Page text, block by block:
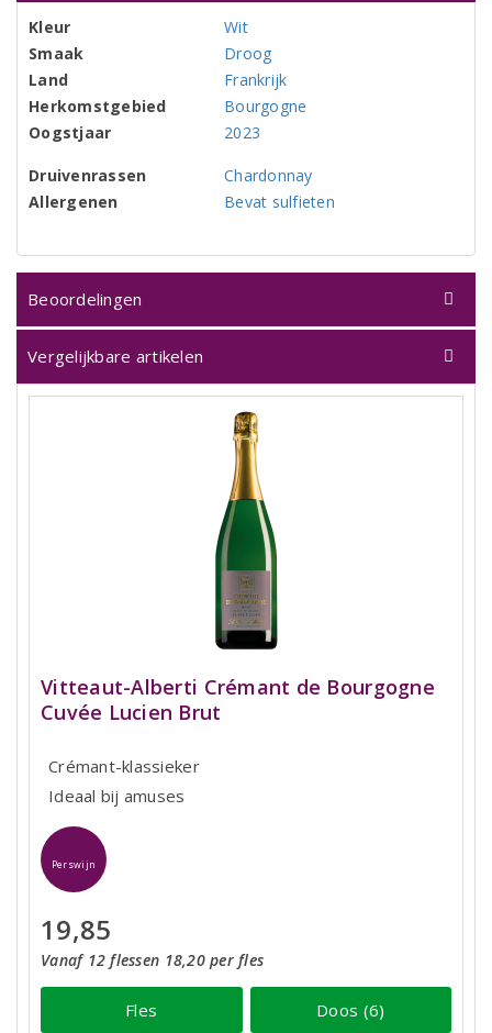
Kleur
Wit
Smaak
Droog
Land
Frankrijk
Herkomstgebied
Bourgogne
Oogstjaar
2023
Druivenrassen
Chardonnay
Allergenen
Bevat sulfieten
Beoordelingen
Vergelijkbare artikelen
Vitteaut-Alberti Crémant de Bourgogne
Cuvée Lucien Brut
Crémant-klassieker
Ideaal bij amuses
Perswijn
19,85
Vanaf 12 flessen 18,20 per fles
Fles Doos (6)